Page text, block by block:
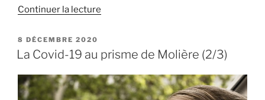
Continuer la lecture
19
prisme
de
PUBLIÉ
LE
8 DÉCEMBRE 2020
La Covid-19 au prisme de Molière (2/3)